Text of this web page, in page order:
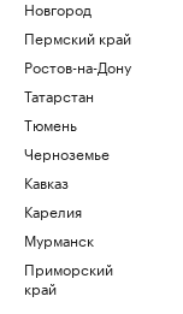
Новгород
Пермский край
Ростов-на-Дону
Татарстан
Тюмень
Черноземье
Кавказ
Карелия
Мурманск
Приморский
край